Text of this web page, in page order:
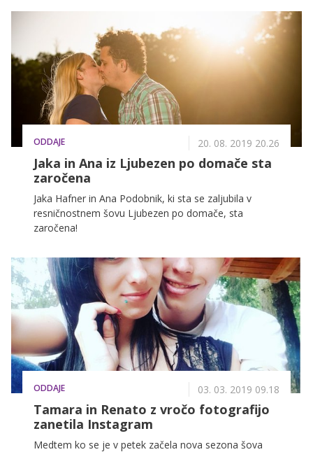
Najraje komuniciraš z videom? Potem iščemo prav
ODDAJE 20. 08. 2019 20.26
Jaka in Ana iz Ljubezen po domače sta
zaročena
Jaka Hafner in Ana Podobnik, ki sta se zaljubila v
resničnostnem šovu Ljubezen po domače, sta
zaročena!
ODDAJE 03. 03. 2019 09.18
Tamara in Renato z vročo fotografijo
zanetila Instagram
Medtem ko se je v petek začela nova sezona šova